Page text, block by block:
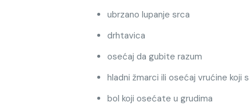
ubrzano lupanje srca
drhtavica
osećaj da gubite razum
hladni žmarci ili osećaj vrućine koji
bol koji osećate u grudima